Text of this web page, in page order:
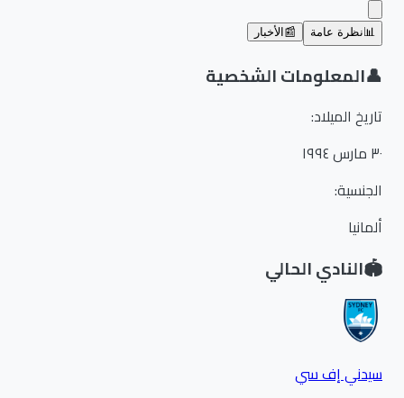
نظرة عامة 📰 الأخبار
المعلومات الشخصية
تاريخ الميلاد:
الجنسية:
ألمانيا
النادي الحالي
سيدني إف سي